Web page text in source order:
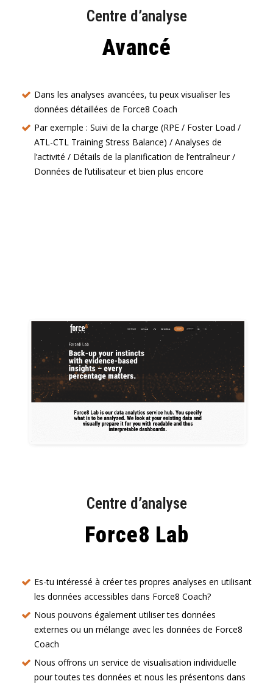
Centre d’analyse
Avancé
Dans les analyses avancées, tu peux visualiser les
données détaillées de Force8 Coach
Par exemple : Suivi de la charge (RPE / Foster Load /
ATL-CTL Training Stress Balance) / Analyses de
l’activité / Détails de la planification de l’entraîneur /
Données de l’utilisateur et bien plus encore
Centre d’analyse
Force8 Lab
Es-tu intéressé à créer tes propres analyses en utilisant
les données accessibles dans Force8 Coach?
Nous pouvons également utiliser tes données
externes ou un mélange avec les données de Force8
Coach
Nous offrons un service de visualisation individuelle
pour toutes tes données et nous les présentons dans